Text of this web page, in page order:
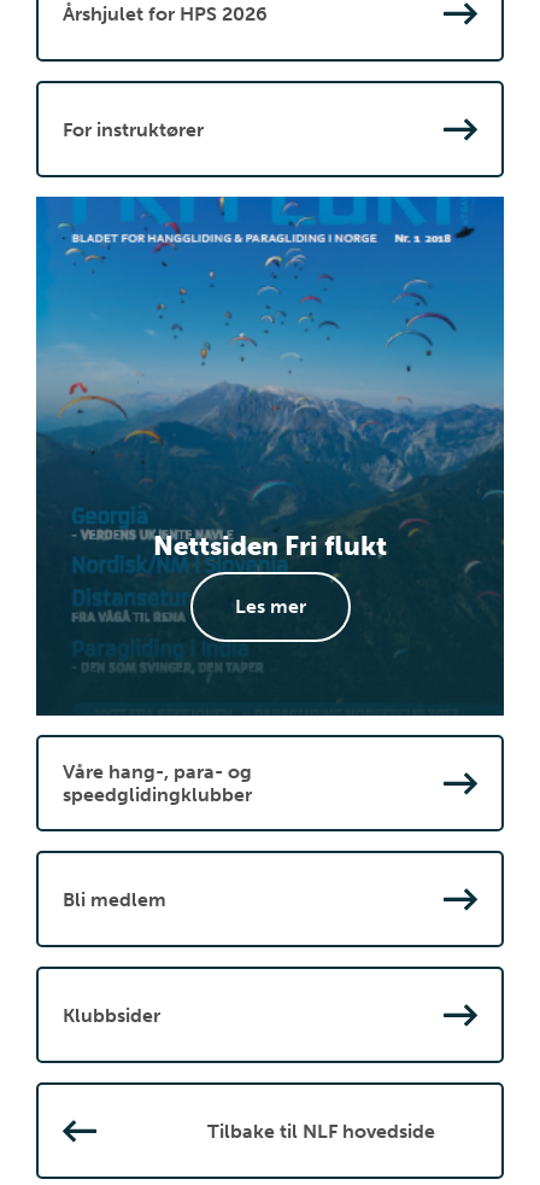
Årshjulet for HPS 2026
For instruktører
Nettsiden Fri flukt
Les mer
Våre hang-, para- og
speedglidingklubber
Bli medlem
Klubbsider
Tilbake til NLF hovedside